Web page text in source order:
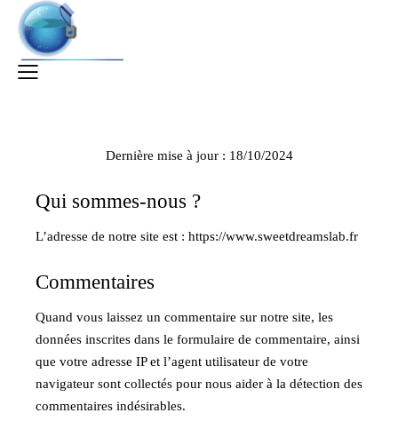
Dernière mise à jour : 18/10/2024
Qui sommes-nous ?
L’adresse de notre site est : https://www.sweetdreamslab.fr
Commentaires
Quand vous laissez un commentaire sur notre site, les
données inscrites dans le formulaire de commentaire, ainsi
que votre adresse IP et l’agent utilisateur de votre
navigateur sont collectés pour nous aider à la détection des
commentaires indésirables.